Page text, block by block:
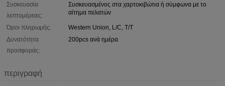
Συσκευασία
λεπτομέρειες:
Συσκευασμένος στα χαρτοκιβώτια ή σύμφωνα με το
αίτημα πελατών
Όροι πληρωμής:
Western Union, L/C, T/T
Δυνατότητα
προσφοράς:
200pcs ανά ημέρα
περιγραφή